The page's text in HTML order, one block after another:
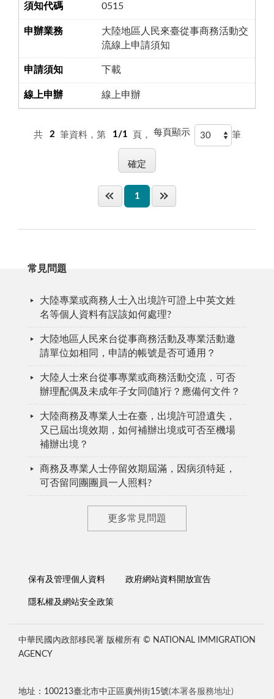
0515
大陸地區人民來臺從事商務活動交
流線上申請須知
下載
線上申辦
共 2 筆資料，第 1/1 頁， 每頁顯示 筆
1
常見問題
大陸專業或商務人士入出境許可證上中英文姓
名等個人資料有誤該如何處理?
大陸地區人民來台從事商務活動及專業活動邀
請單位如相同，申請的帳號是否可通用？
大陸人士來台從事專業或商務活動交流，可否
辦理配偶及未成年子女同(隨)行？應備何文件？
大陸商務及專業人士在臺，出境許可證遺失，
又已屆出境效期，如何補辦出境或可否至機場
補辦出境？
商務及專業人士停留效期屆滿，因病須特延，
可否留同團團員一人照料?
更多常見問題
保有及管理個人資料 政府網站資料開放宣告
隱私權及網站安全政策
中華民國內政部移民署 版權所有 © NATIONAL IMMIGRATION
AGENCY
地址：100213臺北市中正區廣州街15號(本署各服務地址)